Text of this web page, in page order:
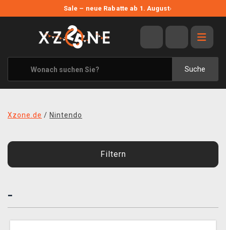
Sale – neue Rabatte ab 1. August›
Suche
ANGEBOTE
ALLE MARKEN
XZONE ORIGINALS
KLEIDUNG & ACCESSOIRES
BLOG
Xzone.de / Nintendo
Filtern
-